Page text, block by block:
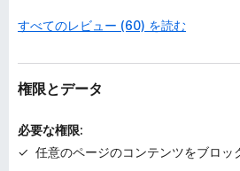
せ
すべてのレビュー (60) を読む
権限とデータ
必要な権限:
任意のページのコンテンツをブロッ